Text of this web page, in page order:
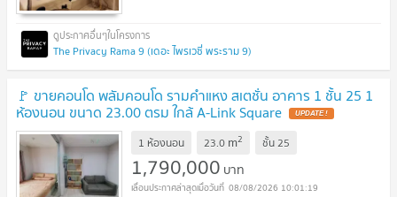
The Privacy Rama 9 (เดอะ ไพรเวซี่ พระราม 9)
🚩 ขายคอนโด พลัมคอนโด รามคำแหง สเตชั่น อาคาร 1 ชั้น 25 1
ห้องนอน ขนาด 23.00 ตรม ใกล้ A-Link Square UPDATE !
1 ห้องนอน 23.0 m2 ชั้น25
1,790,000 บาท
08/08/2026 10:01:19